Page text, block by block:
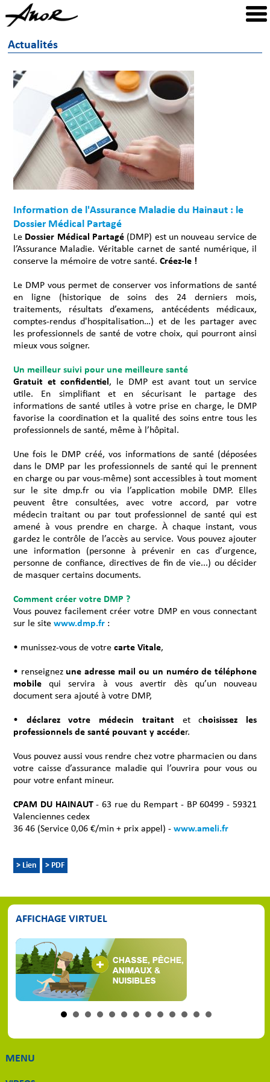
Actualités
Information de l'Assurance Maladie du Hainaut : le
Dossier Médical Partagé
Le Dossier Médical Partagé(DMP) est un nouveau service de
l’Assurance Maladie. Véritable carnet de santé numérique, il
conserve la mémoire de votre santé. Créez-le !
Le DMP vous permet de conserver vos informations de santé
en ligne (historique de soins des 24 derniers mois,
traitements, résultats d’examens, antécédents médicaux,
comptes-rendus d'hospitalisation…) et de les partager avec
les professionnels de santé de votre choix, qui pourront ainsi
mieux vous soigner.
Un meilleur suivi pour une meilleure santé
Gratuit et confidentiel , le DMP est avant tout un service
utile. En simplifiant et en sécurisant le partage des
informations de santé utiles à votre prise en charge, le DMP
favorise la coordination et la qualité des soins entre tous les
professionnels de santé, même à l’hôpital.
Une fois le DMP créé, vos informations de santé (déposées
dans le DMP par les professionnels de santé qui le prennent
en charge ou par vous-même) sont accessibles à tout moment
sur le site dmp.fr ou via l’application mobile DMP. Elles
peuvent être consultées, avec votre accord, par votre
médecin traitant ou par tout professionnel de santé qui est
amené à vous prendre en charge. À chaque instant, vous
gardez le contrôle de l’accès au service. Vous pouvez ajouter
une information (personne à prévenir en cas d’urgence,
personne de confiance, directives de fin de vie...) ou décider
de masquer certains documents.
Comment créer votre DMP ?
Vous pouvez facilement créer votre DMP en vous connectant
sur le site www.dmp.fr:
• munissez-vous de votre carte Vitale,
• renseignez une adresse mail ou un numéro de téléphone
mobilequi servira à vous avertir dès qu’un nouveau
document sera ajouté à votre DMP,
• déclarez votre médecin traitant et choisissez les
professionnels de santé pouvant y accéder.
Vous pouvez aussi vous rendre chez votre pharmacien ou dans
votre caisse d’assurance maladie qui l’ouvrira pour vous ou
pour votre enfant mineur.
CPAM DU HAINAUT- 63 rue du Rempart - BP 60499 - 59321
Valenciennes cedex
36 46 (Service 0,06 €/min + prix appel) - www.ameli.fr
> Lien > PDF
AFFICHAGE VIRTUEL
MENU